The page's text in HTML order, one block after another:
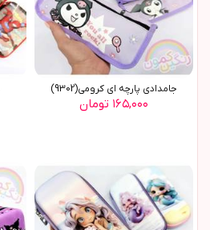
جامدادي پارچه اي کرومي(9302)
۱۶۵,۰۰۰ تومان